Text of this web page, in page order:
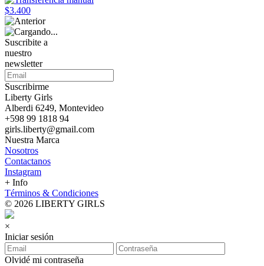
$3.400
Suscribite a
nuestro
newsletter
Suscribirme
Liberty Girls
Alberdi 6249, Montevideo
+598 99 1818 94
girls.liberty@gmail.com
Nuestra Marca
Nosotros
Contactanos
Instagram
+ Info
Términos & Condiciones
© 2026 LIBERTY GIRLS
×
Iniciar sesión
Olvidé mi contraseña